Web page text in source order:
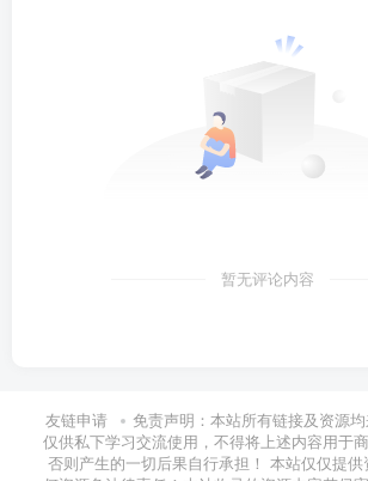
暂无评论内容
友链申请
免责声明：本站所有链接及资源
仅供私下学习交流使用，不得将上述内容用于
否则产生的一切后果自行承担！ 本站仅仅提